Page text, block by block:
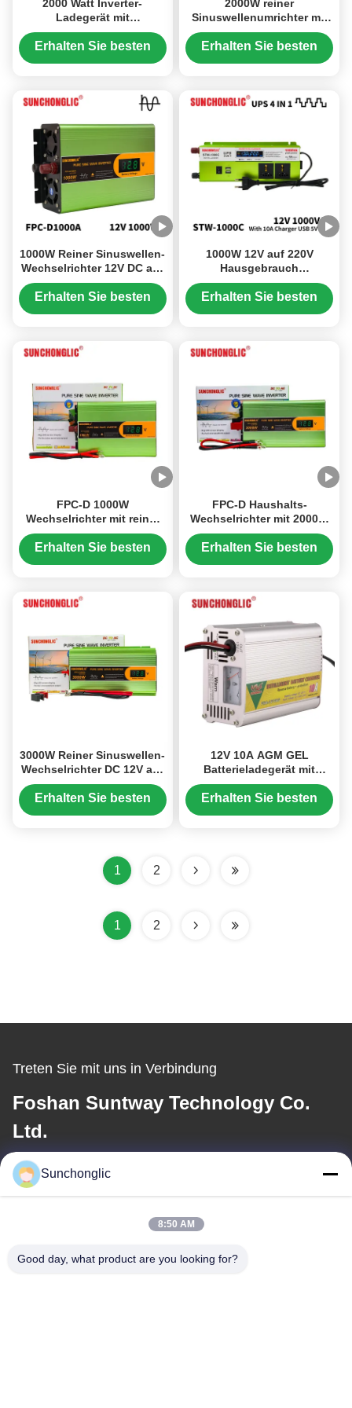
2000 Watt Inverter-
Ladegerät mit
Dreistufenladung und 85%
Effizienz für die
Erhalten Sie besten
2000W reiner
Sinuswellenumrichter mit
DC 12V zu AC 220V
Umwandlung und 85%
Erhalten Sie besten
1000W Reiner Sinuswellen-
Wechselrichter 12V DC auf
220V AC
Stromumwandlung mit
Erhalten Sie besten
1000W 12V auf 220V
Hausgebrauch
Wechselrichter mit
Ladegerät für zuverlässige
Erhalten Sie besten
FPC-D 1000W
Wechselrichter mit reiner
Sinuswelle, wandelt 12V
DC in 220V AC um, verfügt
Erhalten Sie besten
FPC-D Haushalts-
Wechselrichter mit 2000W
reiner Sinuswelle, der DC
12V in AC 220V mit 85%
Wirkungsgrad umwandelt.
Erhalten Sie besten
3000W Reiner Sinuswellen-
Wechselrichter DC 12V auf
AC 220V mit großem
Bildschirm für zuverlässige
Erhalten Sie besten
12V 10A AGM GEL
Batterieladegerät mit
dreistufigem Ladevorgang
und AC150V-250V Eingang
Erhalten Sie besten
1 2
1 2
Treten Sie mit uns in Verbindung
Foshan Suntway Technology Co.
Ltd.
E-Mail-Adresse
Unsere Adresse
Sunchonglic
8:50 AM
Good day, what product are you looking for?